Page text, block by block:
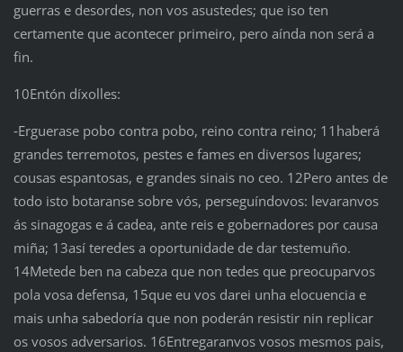
guerras e desordes, non vos asustedes; que iso ten
certamente que acontecer primeiro, pero aínda non será a
fin.
10Entón díxolles:
‑Erguerase pobo contra pobo, reino contra reino; 11haberá
grandes terremotos, pestes e fames en diversos lugares;
cousas espantosas, e grandes sinais no ceo. 12Pero antes de
todo isto botaranse sobre vós, perseguíndovos: levaranvos
ás sinagogas e á cadea, ante reis e gobernadores por causa
miña; 13así teredes a oportunidade de dar testemuño.
14Metede ben na cabeza que non tedes que preocuparvos
pola vosa defensa, 15que eu vos darei unha elocuencia e
mais unha sabedoría que non poderán resistir nin replicar
os vosos adversarios. 16Entregaranvos vosos mesmos pais,